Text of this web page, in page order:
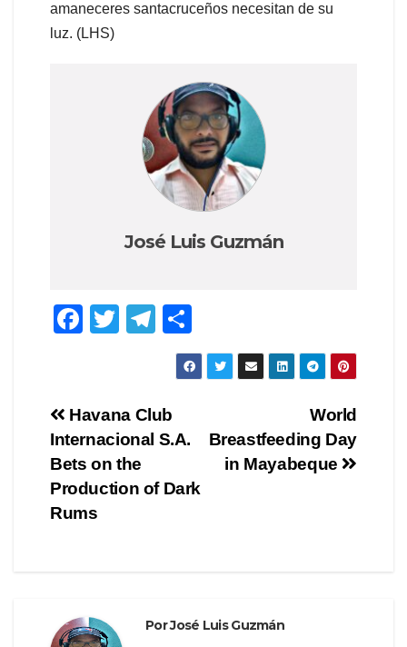
amaneceres santacruceños necesitan de su
luz. (LHS)
José Luis Guzmán
F
e
b
o
o
k
T
er
T
el
gr
a
o
m
ar
Navegación
de
entradas
World
Breastfeeding Day
in Mayabeque
Havana Club
Internacional S.A.
Bets on the
Production of Dark
Rums
PorJosé Luis Guzmán